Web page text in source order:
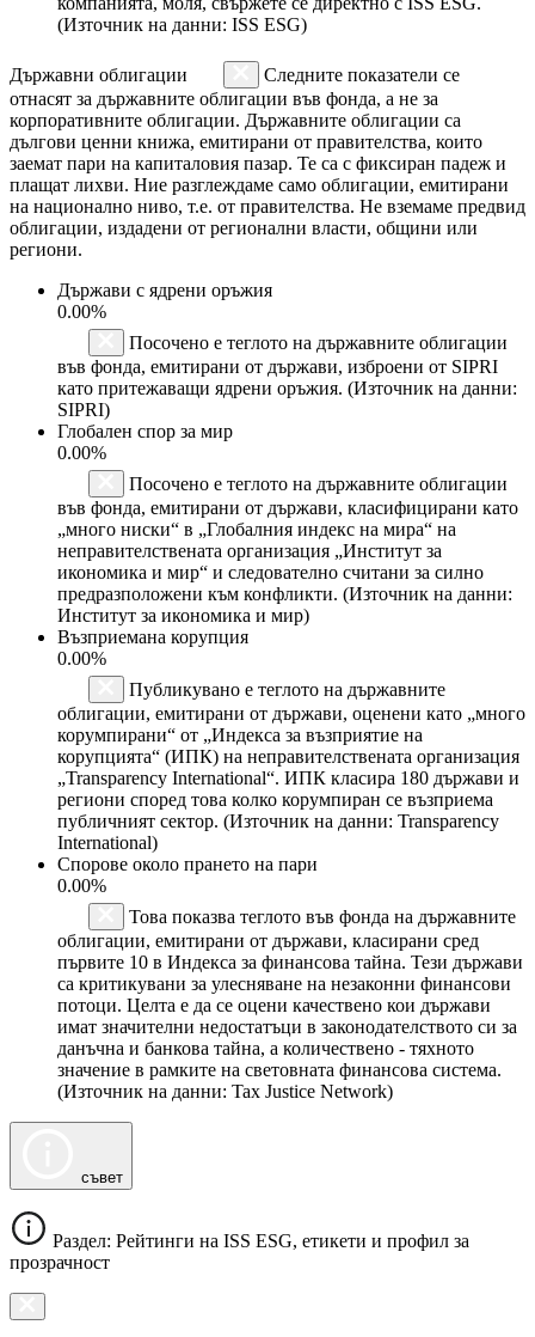
(Източник на данни: ISS ESG)
Държавни облигации
Следните показатели се
отнасят за държавните облигации във фонда, а не за
корпоративните облигации. Държавните облигации са
дългови ценни книжа, емитирани от правителства, които
заемат пари на капиталовия пазар. Те са с фиксиран падеж и
плащат лихви. Ние разглеждаме само облигации, емитирани
на национално ниво, т.е. от правителства. Не вземаме предвид
облигации, издадени от регионални власти, общини или
региони.
Държави с ядрени оръжия
0.00%
Посочено е теглото на държавните облигации
във фонда, емитирани от държави, изброени от SIPRI
като притежаващи ядрени оръжия. (Източник на данни:
SIPRI)
Глобален спор за мир
0.00%
Посочено е теглото на държавните облигации
във фонда, емитирани от държави, класифицирани като
„много ниски“ в „Глобалния индекс на мира“ на
неправителствената организация „Институт за
икономика и мир“ и следователно считани за силно
предразположени към конфликти. (Източник на данни:
Институт за икономика и мир)
Възприемана корупция
0.00%
Публикувано е теглото на държавните
облигации, емитирани от държави, оценени като „много
корумпирани“ от „Индекса за възприятие на
корупцията“ (ИПК) на неправителствената организация
„Transparency International“. ИПК класира 180 държави и
региони според това колко корумпиран се възприема
публичният сектор. (Източник на данни: Transparency
International)
Спорове около прането на пари
0.00%
Това показва теглото във фонда на държавните
облигации, емитирани от държави, класирани сред
първите 10 в Индекса за финансова тайна. Тези държави
са критикувани за улесняване на незаконни финансови
потоци. Целта е да се оцени качествено кои държави
имат значителни недостатъци в законодателството си за
данъчна и банкова тайна, а количествено - тяхното
значение в рамките на световната финансова система.
(Източник на данни: Tax Justice Network)
съвет
Раздел: Рейтинги на ISS ESG, етикети и профил за
прозрачност